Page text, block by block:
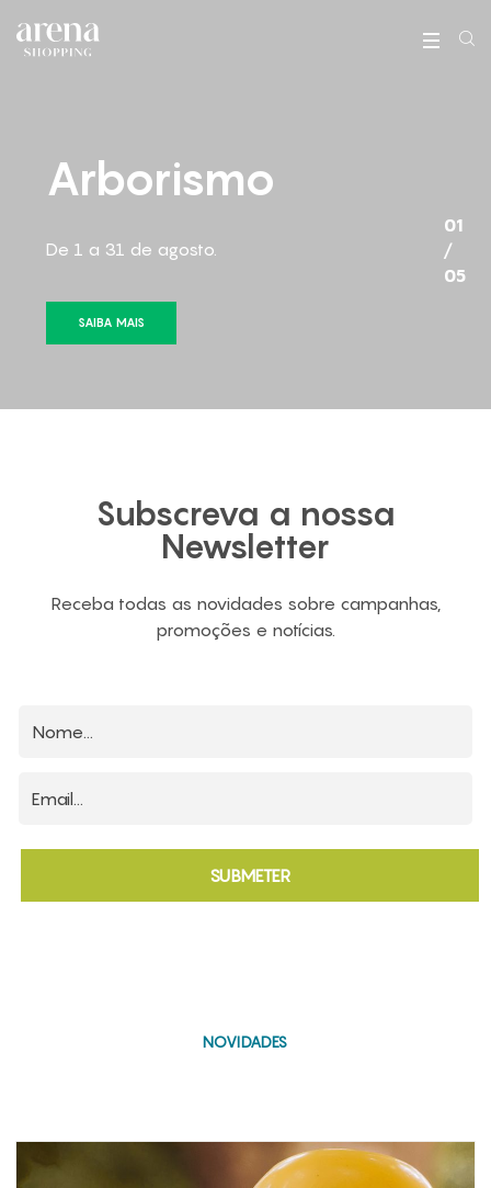
Arborismo
De 1 a 31 de agosto.
SAIBA MAIS
01
/
05
Subscreva a nossa
Newsletter
Receba todas as novidades sobre campanhas,
promoções e notícias.
SUBMETER
NOVIDADES